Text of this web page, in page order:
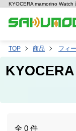
KYOCERA mamorino Watch
TOP 商品 フィ
全 0 件